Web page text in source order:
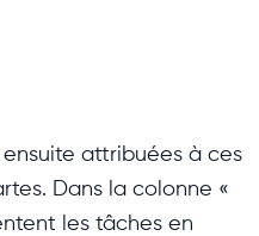
attribuées à ces
Dans la colonne «
les tâches en